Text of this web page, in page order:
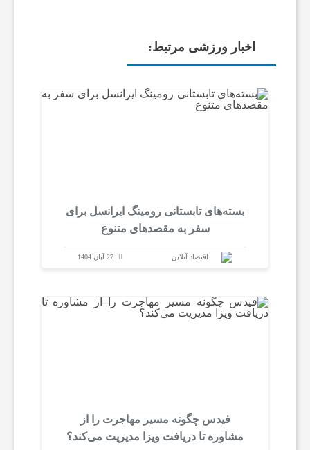
اخبار ورزشی مرتبط:
بسته‌های تابستانی رومینگ ایرانسل برای
سفر به مقصدهای متنوع
اقتصاد آنلاین 27 آبان 1404
فیدس چگونه مسیر مهاجرت را از
مشاوره تا دریافت ویزا مدیریت می‌کند؟